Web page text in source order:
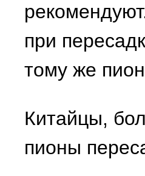
при
тому же
Китайцы,
пионы